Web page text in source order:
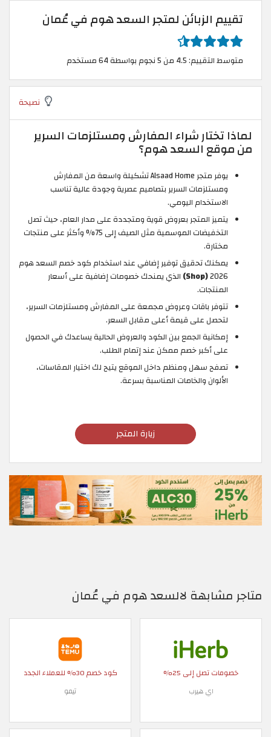
تقييم الزبائن لمتجر السعد هوم في عُمان
متوسط التقييم: 4.5 من 5 نجوم بواسطة 64 مستخدم
نصيحة
لماذا تختار شراء المفارش ومستلزمات السرير
من موقع السعد هوم؟
يوفر متجر Alsaad Home تشكيلة واسعة من المفارش
ومستلزمات السرير بتصاميم عصرية وجودة عالية تناسب
الاستخدام اليومي.
يتميز المتجر بعروض قوية ومتجددة على مدار العام، حيث تصل
التخفيضات الموسمية مثل الصيف إلى 75% وأكثر على منتجات
مختارة.
يمكنك تحقيق توفير إضافي عند استخدام كود خصم السعد هوم
2026
(Shop)
الذي يمنحك خصومات إضافية على أسعار
المنتجات.
تتوفر باقات وعروض مجمعة على المفارش ومستلزمات السرير،
لتحصل على قيمة أعلى مقابل السعر.
إمكانية الجمع بين الكود والعروض الحالية يساعدك في الحصول
على أكبر خصم ممكن عند إتمام الطلب.
تصفح سهل ومنظم داخل الموقع يتيح لك اختيار المقاسات،
الألوان والخامات المناسبة بسرعة.
زيارة المتجر
متاجر مشابهة لالسعد هوم في عُمان
خصومات تصل إلى 25%
اي هيرب
كود خصم 30% للعملاء الجدد
تيمو